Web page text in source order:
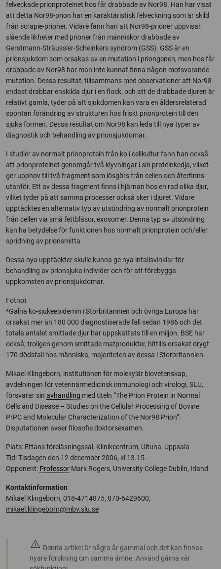
felveckade prionproteinet hos får drabbade av Nor98. Han har visat
att detta Nor98-prion har en karaktäristisk felveckning som är skild
från scrapie-prioner. Vidare fann han att Nor98-prioner uppvisar
slående likheter med prioner från människor drabbade av
Gerstmann-Sträussler-Scheinkers syndrom (GSS). GSS är en
prionsjukdom som orsakas av en mutation i priongenen, men hos får
drabbade av Nor98 har man inte kunnat finna någon motsvarande
mutation. Dessa resultat, tillsammans med observationer att Nor98
endast drabbar enskilda djur i en flock, och att de drabbade djuren är
relativt gamla, tyder på att sjukdomen kan vara en åldersrelaterad
spontan förändring av strukturen hos friskt prionprotein till den
sjuka formen. Dessa resultat om Nor98 kan leda till nya typer av
diagnostik och behandling av prionsjukdomar.
I studier av normalt prionprotein från ko i cellkultur fann han också
att prionproteinet genomgår två klyvningar i sin proteinkedja, vilket
ger upphov till två fragment som lösgörs från cellen och återfinns
utanför. Ett av dessa fragment finns i hjärnan hos en rad olika djur,
vilket tyder på att samma processer också sker i djuret. Vidare
upptäcktes en alternativ typ av utsöndring av normalt prionprotein
från cellen via små fettblåsor, exosomer. Denna typ av utsöndring
kan ha betydelse för funktionen hos normalt prionprotein och/eller
spridning av prionsmitta.
Dessa nya upptäckter skulle kunna ge nya infallsvinklar för
behandling av prionsjuka individer och för att förebygga
uppkomsten av prionsjukdomar.
Fotnot
*Galna ko-sjukeepidemin i Storbritannien och övriga Europa har
orsakat mer än 180 000 diagnostiserade fall sedan 1986 och det
totala antalet smittade djur har uppskattats till en miljon. BSE har
också, troligen genom smittade matprodukter, hittills orsakat drygt
170 dödsfall hos människa, majoriteten av dessa i Storbritannien.
Mikael Klingeborn, institutionen för molekylär biovetenskap,
avdelningen för veterinärmedicinsk immunologi och virologi, SLU,
försvarar sin avhandling med titeln ”The Prion Protein in Normal
Cells and Disease – Studies on the Cellular Processing of Bovine
PrPC and Molecular Characterization of the Nor98 Prion”.
Disputationen avser filosofie doktorsexamen.
Plats: Ettans föreläsningssal, Klinikcentrum, Ultuna, Uppsala
Tid: Tisdagen den 12 december 2006, kl 13.15.
Opponent: Professor Mark Rogers, University College Dublin, Irland
Kontaktinformation
Mikael Klingeborn, 018-4714875, 070-6429600,
mikael.klingeborn@mbv.slu.se
warning Denna artikel är några år gammal och det kan finnas
nyare forskning om samma ämne. Använd gärna vår